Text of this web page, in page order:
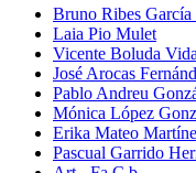
Bruno Ribes
Laia Pio Mulet
Vicente Boluda
José Arocas
Pablo Andreu
Mónica López
Erika Mateo
Pascual Garrido